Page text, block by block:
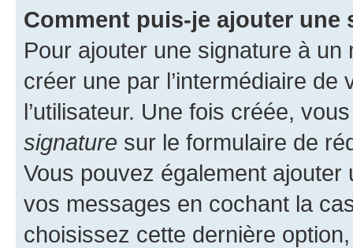
Comment puis-je ajouter une
Pour ajouter une signature à un
créer une par l’intermédiaire
l’utilisateur. Une fois créée,
signature sur le formulaire de
Vous pouvez également
vos messages en cochant la
choisissez cette dernière